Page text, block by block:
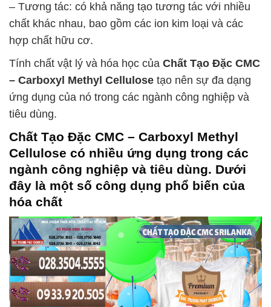
– Tương tác: có khả năng tạo tương tác với nhiều
chất khác nhau, bao gồm các ion kim loại và các
hợp chất hữu cơ.
Tính chất vật lý và hóa học của Chất Tạo Đặc CMC
– Carboxyl Methyl Cellulose tạo nên sự đa dạng
ứng dụng của nó trong các ngành công nghiệp và
tiêu dùng.
Chất Tạo Đặc CMC – Carboxyl Methyl
Cellulose có nhiều ứng dụng trong các
ngành công nghiệp và tiêu dùng. Dưới
đây là một số công dụng phổ biến của
hóa chất